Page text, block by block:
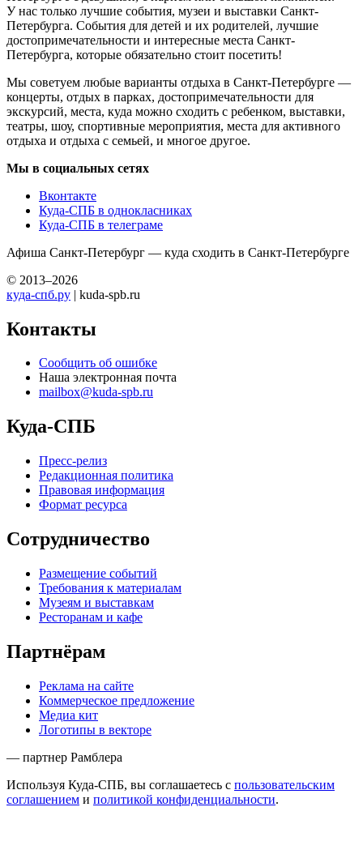
У нас только лучшие события, музеи и выставки Санкт-
Петербурга. События для детей и их родителей, лучшие
достопримечательности и интересные места Санкт-
Петербурга, которые обязательно стоит посетить!
Мы советуем любые варианты отдыха в Санкт-Петербурге —
концерты, отдых в парках, достопримечательности для
экскурсий, места, куда можно сходить с ребенком, выставки,
театры, шоу, спортивные мероприятия, места для активного
отдыха и отдыха с семьей, и многое другое.
Мы в социальных сетях
Вконтакте
Куда-СПБ в однокласниках
Куда-СПБ в телеграме
Афиша Санкт-Петербург — куда сходить в Санкт-Петербурге
© 2013–2026
куда-спб.ру | kuda-spb.ru
Контакты
Сообщить об ошибке
Наша электронная почта
mailbox@kuda-spb.ru
Куда-СПБ
Пресс-релиз
Редакционная политика
Правовая информация
Формат ресурса
Сотрудничество
Размещение событий
Требования к материалам
Музеям и выставкам
Ресторанам и кафе
Партнёрам
Реклама на сайте
Коммерческое предложение
Медиа кит
Логотипы в векторе
— партнер Рамблера
Используя Куда-СПБ, вы соглашаетесь с пользовательским
соглашением и политикой конфиденциальности.